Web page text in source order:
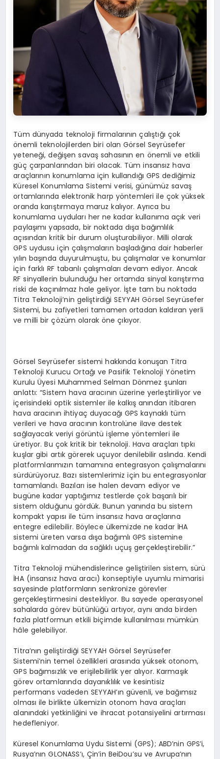
Tüm dünyada teknoloji firmalarının çalıştığı çok
önemli teknolojilerden biri olan Görsel Seyrüsefer
yeteneği, değişen savaş sahasının en önemli ve etkili
güç çarpanlarından biri olacak. Tüm insansız hava
araçlarının konumlama için kullandığı GPS dediğimiz
Küresel Konumlama Sistemi verisi, günümüz savaş
ortamlarında elektronik harp yöntemleri ile çok yüksek
oranda karıştırmaya maruz kalıyor. Ayrıca bu
konumlama uyduları her ne kadar kullanıma açık veri
paylaşımı yapsada, bir noktada dışa bağımlılık
açısından kritik bir durum oluşturabiliyor. Milli olarak
GPS uydusu için çalışmaların başladığına dair haberler
yılın başında duyurulmuştu, bu çalışmalar ve konumlar
için farklı RF tabanlı çalışmaları devam ediyor. Ancak
RF sinyallerin bulunduğu her ortamda sinyal karıştırma
riski de kaçınılmaz hale geliyor. İşte tam bu noktada
Titra Teknoloji’nin geliştirdiği SEYYAH Görsel Seyrüsefer
Sistemi, bu zafiyetleri tamamen ortadan kaldıran yerli
ve milli bir çözüm olarak öne çıkıyor.
Görsel Seyrüsefer sistemi hakkında konuşan Titra
Teknoloji Kurucu Ortağı ve Pasifik Teknoloji Yönetim
Kurulu Üyesi Muhammed Selman Dönmez şunları
anlattı: “Sistem hava aracının üzerine yerleştiriliyor ve
içerisindeki optik sistemler ile kalkış anından itibaren
hava aracının ihtiyaç duyacağı GPS kaynaklı tüm
verileri ve hava aracının kontrolüne ilave destek
sağlayacak veriyi görüntü işleme yöntemleri ile
üretiyor. Bu çok kritik bir teknoloji. Hava araçları tıpkı
kuşlar gibi artık görerek uçuyor denilebilir aslında. Kendi
platformlarımızın tamamına entegrasyon çalışmalarını
sürdürüyoruz. Bazı sistemlerimiz için bu entegrasyonlar
tamamlandı. Bazıları ise halen devam ediyor ve
bugüne kadar yaptığımız testlerde çok başarılı bir
sistem olduğunu gördük. Bunun yanında bu sistem
kompakt yapısı ile tüm insansız hava araçlarına
entegre edilebilir. Böylece ülkemizde ne kadar İHA
sistemi üreten varsa dışa bağımlı GPS sistemine
bağımlı kalmadan da sağlıklı uçuş gerçekleştirebilir.”
Titra Teknoloji mühendislerince geliştirilen sistem, sürü
İHA (insansız hava aracı) konseptiyle uyumlu mimarisi
sayesinde platformların senkronize görevler
gerçekleştirmesini destekliyor. Bu sayede operasyonel
sahalarda görev bütünlüğü artıyor, aynı anda birden
fazla platformun etkili biçimde kullanılması mümkün
hâle gelebiliyor.
Titra’nın geliştirdiği SEYYAH Görsel Seyrüsefer
Sistemi’nin temel özellikleri arasında yüksek otonom,
GPS bağımsızlık ve erişilebilirlik yer alıyor. Karmaşık
görev ortamlarında dayanıklılık ve kesintisiz
performans vadeden SEYYAH’ın güvenli, ve bağımsız
olması ile birlikte ülkemizin otonom hava araçları
alanındaki yetkinliğini ve ihracat potansiyelini artırması
hedefleniyor.
Küresel Konumlama Uydu Sistemi (GPS); ABD’nin GPS’i,
Rusya’nın GLONASS’ı, Çin’in BeiDou’su ve Avrupa’nın